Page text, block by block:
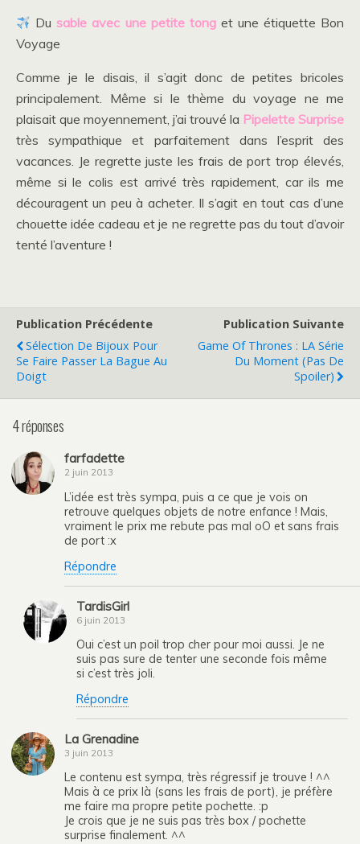
Dusable avec une petite tonget une étiquette Bon
Voyage
Comme je le disais, il s’agit donc de petites bricoles
principalement. Même si le thème du voyage ne me
plaisait que moyennement, j’ai trouvé la Pipelette Surprise
très sympathique et parfaitement dans l’esprit des
vacances. Je regrette juste les frais de port trop élevés,
même si le colis est arrivé très rapidement, car ils me
découragent un peu à acheter. Il s’agit en tout cas d’une
chouette idée cadeau et je ne regrette pas du tout d’avoir
tenté l’aventure !
Publication Précédente
Sélection De Bijoux Pour
Se Faire Passer La Bague Au
Doigt
Publication Suivante
Game Of Thrones : LA Série
Du Moment (pas De
Spoiler)
4 réponses
farfadette
2 juin 2013
L’idée est très sympa, puis a ce que je vois on
retrouve quelques objets de notre enfance ! Mais,
vraiment le prix me rebute pas mal oO et sans frais
de port :x
Répondre
TardisGirl
6 juin 2013
Oui c’est un poil trop cher pour moi aussi. Je ne
suis pas sure de tenter une seconde fois même
si c’est très joli.
Répondre
La Grenadine
3 juin 2013
Le contenu est sympa, très régressif je trouve ! ^^
Mais à ce prix là (sans les frais de port), je préfère
me faire ma propre petite pochette. :p
Je crois que je ne suis pas très box / pochette
surprise finalement. ^^